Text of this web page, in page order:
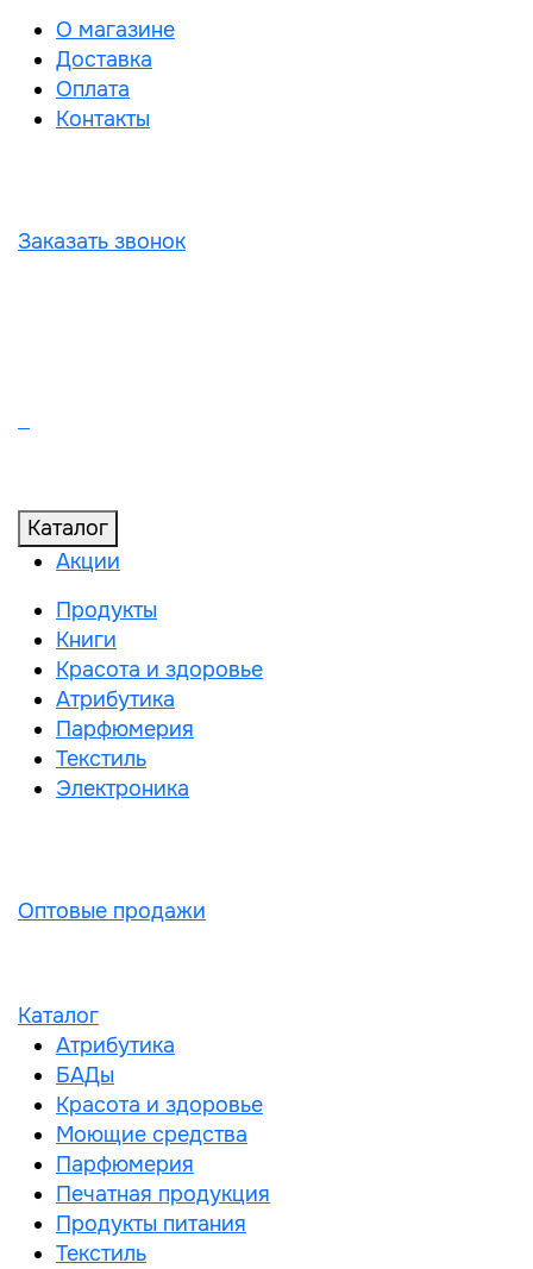
О магазине
Доставка
Оплата
Контакты
Заказать звонок
Каталог
Акции
Продукты
Книги
Красота и здоровье
Атрибутика
Парфюмерия
Текстиль
Электроника
Оптовые продажи
Каталог
Атрибутика
БАДы
Красота и здоровье
Моющие средства
Парфюмерия
Печатная продукция
Продукты питания
Текстиль